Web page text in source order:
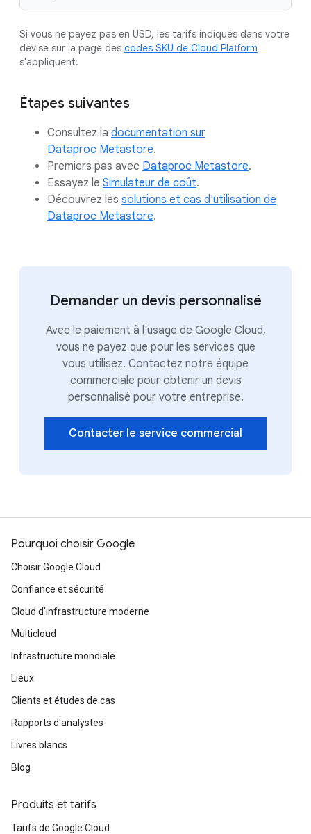
Si vous ne payez pas en USD, les tarifs indiqués dans votre
devise sur la page des codes SKU de Cloud Platform
s'appliquent.
Étapes suivantes
Consultez la documentation sur
Dataproc Metastore.
Premiers pas avec Dataproc Metastore.
Essayez le Simulateur de coût.
Découvrez les solutions et cas d'utilisation de
Dataproc Metastore.
Demander un devis personnalisé
Avec le paiement à l'usage de Google Cloud,
vous ne payez que pour les services que
vous utilisez. Contactez notre équipe
commerciale pour obtenir un devis
personnalisé pour votre entreprise.
Contacter le service commercial
Pourquoi choisir Google
Choisir Google Cloud
Confiance et sécurité
Cloud d'infrastructure moderne
Multicloud
Infrastructure mondiale
Lieux
Clients et études de cas
Rapports d'analystes
Livres blancs
Blog
Produits et tarifs
Tarifs de Google Cloud